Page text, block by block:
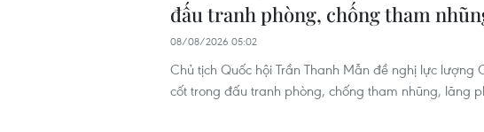
đấu tranh phòng, chống tham
08/08/2026 05:02
Chủ tịch Quốc hội Trần Thanh Mẫn đề nghị lực
cốt trong đấu tranh phòng, chống tham nhũng, lãng